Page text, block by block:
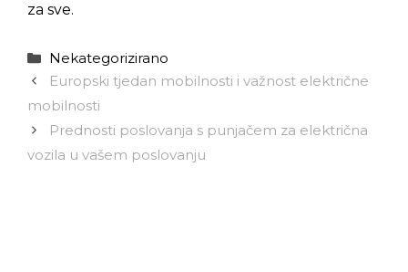
za sve.
Kategorije
Nekategorizirano
Europski tjedan mobilnosti i važnost električne
mobilnosti
Prednosti poslovanja s punjačem za električna
vozila u vašem poslovanju